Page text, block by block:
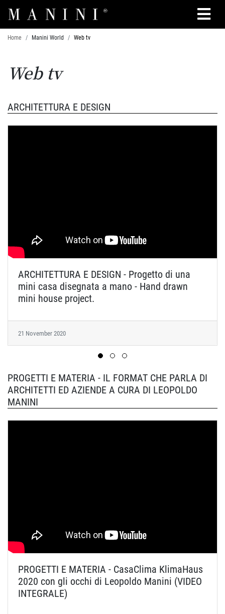
Home Manini World Web tv
Web tv
ARCHITETTURA E DESIGN
ARCHITETTURA E DESIGN - Progetto di una
mini casa disegnata a mano - Hand drawn
mini house project.
21 November 2020
PROGETTI E MATERIA - IL FORMAT CHE PARLA DI
ARCHITETTI ED AZIENDE A CURA DI LEOPOLDO
MANINI
PROGETTI E MATERIA - CasaClima KlimaHaus
2020 con gli occhi di Leopoldo Manini (VIDEO
INTEGRALE)